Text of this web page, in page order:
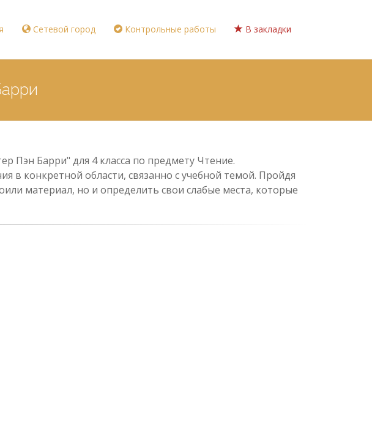
Сетевой город Контрольные работы В закладки
Пэн Барри" для 4 класса по предмету Чтение.
в конкретной области, связанно с учебной темой. Пройдя
материал, но и определить свои слабые места, которые